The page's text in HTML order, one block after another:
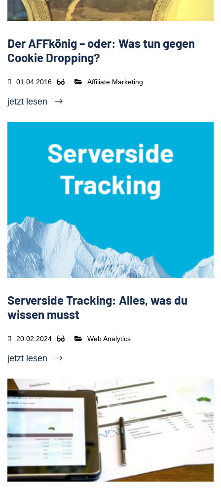
Der AFFkönig – oder: Was tun gegen
Cookie Dropping?
01.04.2016 Affiliate Marketing
jetzt lesen
Serverside Tracking: Alles, was du
wissen musst
20.02.2024 Web Analytics
jetzt lesen